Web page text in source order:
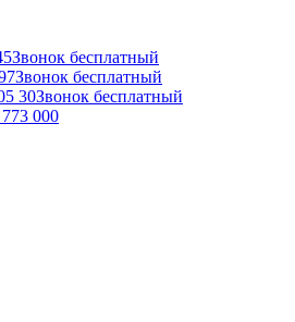
Звонок бесплатный
Звонок бесплатный
30Звонок бесплатный
000